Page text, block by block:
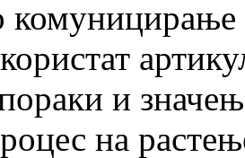
комуницирање
и
на